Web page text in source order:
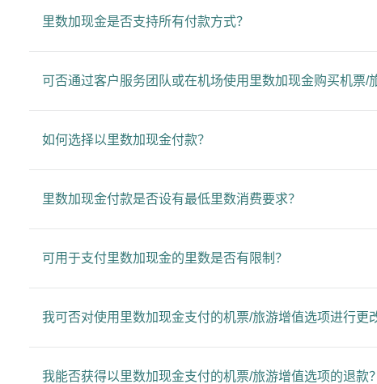
里数加现金是否支持所有付款方式？
可否通过客户服务团队或在机场使用里数加现金购买机票/
如何选择以里数加现金付款？
里数加现金付款是否设有最低里数消费要求？
可用于支付里数加现金的里数是否有限制？
我可否对使用里数加现金支付的机票/旅游增值选项进行更
我能否获得以里数加现金支付的机票/旅游增值选项的退款？